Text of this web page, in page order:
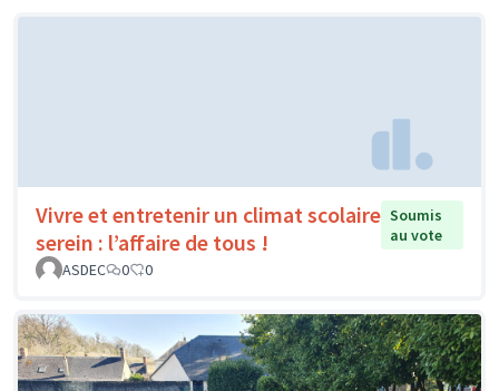
Vivre et entretenir un climat scolaire
serein : l’affaire de tous !
Soumis
au vote
ASDEC
0 0